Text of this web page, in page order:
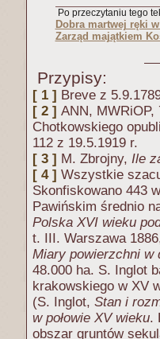
Po przeczytaniu tego
Dobra martwej ręki
Zarząd majątkiem
Przypisy:
[ 1 ] Breve z
[ 2 ] ANN, MWRiOP,
Chotkowskiego
112 z 19.5.1919 r.
[ 3 ] M. Zbrojny, Ile
[ 4 ] Wszystkie
Skonfiskowano 443
Pawińskim średnio
Polska XVI wieku
t. III. Warszawa
Miary powierzchni w
48.000 ha. S. Inglot
krakowskiego w XV
(S. Inglot, Stan i
w połowie XV wieku.
obszar gruntów